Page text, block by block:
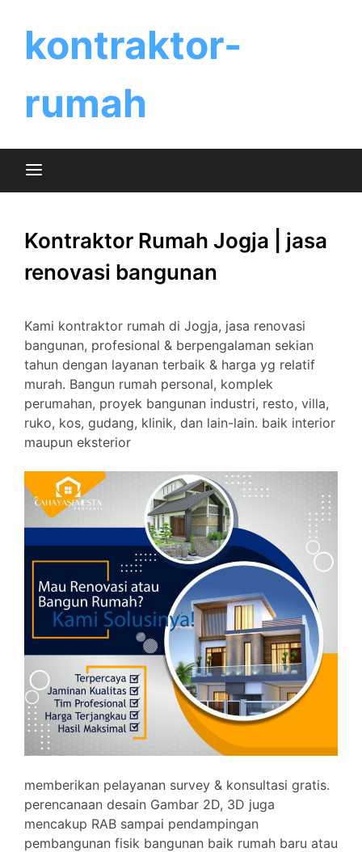
contentkontraktor-
rumah
Kontraktor Rumah Jogja | jasa
renovasi bangunan
Kami kontraktor rumah di Jogja, jasa renovasi
bangunan, profesional & berpengalaman sekian
tahun dengan layanan terbaik & harga yg relatif
murah. Bangun rumah personal, komplek
perumahan, proyek bangunan industri, resto, villa,
ruko, kos, gudang, klinik, dan lain-lain. baik interior
maupun eksterior
memberikan pelayanan survey & konsultasi gratis.
perencanaan desain Gambar 2D, 3D juga
mencakup RAB sampai pendampingan
pembangunan fisik bangunan baik rumah baru atau